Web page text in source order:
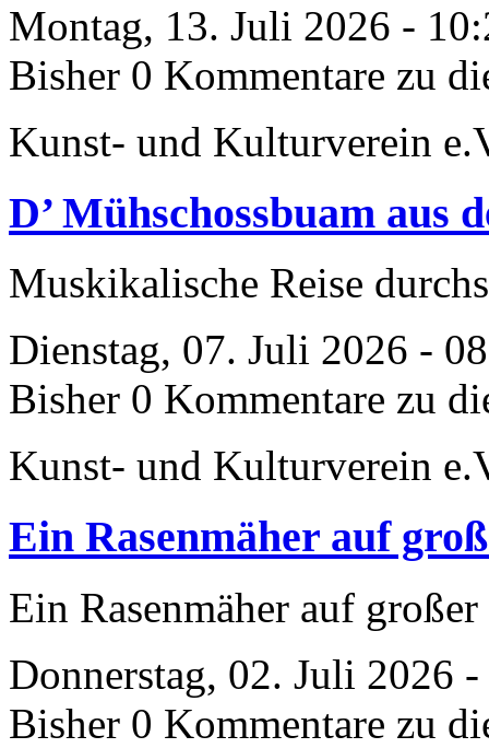
Montag, 13. Juli 2026 -
Bisher 0 Kommentare zu
Kunst- und Kulturverein
D’ Mühschossbuam aus
Muskikalische Reise
Dienstag, 07. Juli 2026 -
Bisher 0 Kommentare zu
Kunst- und Kulturverein
Ein Rasenmäher auf
Ein Rasenmäher auf
Donnerstag, 02. Juli 2026
Bisher 0 Kommentare zu